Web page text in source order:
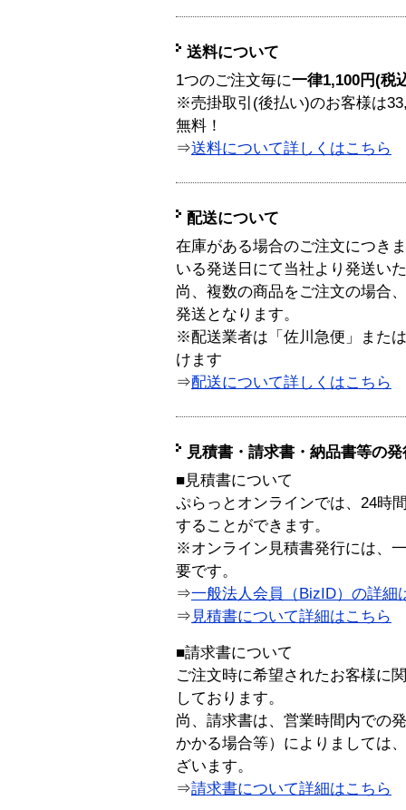
送料について
1つのご注文毎に一律1,100円(税
※売掛取引(後払い)のお客様は
無料！
⇒送料について詳しくはこちら
配送について
在庫がある場合のご注文につき
いる発送日にて当社より発送い
尚、複数の商品をご注文の場合
発送となります。
※配送業者は「佐川急便」また
けます
⇒配送について詳しくはこちら
見積書・請求書・納品書等の
■見積書について
ぷらっとオンラインでは、24時
することができます。
※オンライン見積書発行には、
要です。
⇒一般法人会員（BizID）の詳細
⇒ 見積書について詳細はこちら
■請求書について
ご注文時に希望されたお客様に
しております。
尚、請求書は、営業時間内での
かかる場合等）によりましては
ざいます。
⇒請求書について詳細はこちら